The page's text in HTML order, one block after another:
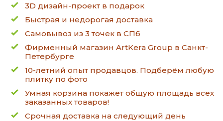
3D дизайн-проект в подарок
Быстрая и недорогая доставка
Самовывоз из 3 точек в СПб
Фирменный магазин ArtKera Group в Санкт-
Петербурге
10-летний опыт продавцов. Подберём любую
плитку по фото
Умная корзина покажет общую площадь всех
заказанных товаров!
Срочная доставка на следующий день